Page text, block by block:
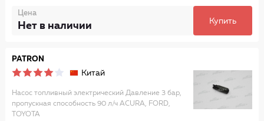
Цена
Нет в наличии Купить
PATRON
Китай
Насос топливный электрический Давление 3 бар,
пропускная способность 90 л/ч ACURA, FORD,
TOYOTA